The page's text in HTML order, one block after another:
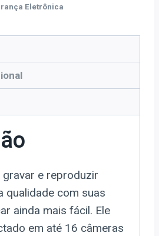
Eletrônica
gravar e reproduzir
qualidade com suas
ainda mais fácil. Ele
em até 16 câmeras